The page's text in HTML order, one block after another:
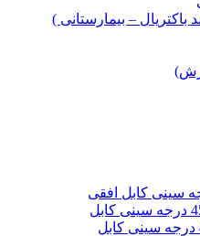
باکتریال – بیمارستانی )